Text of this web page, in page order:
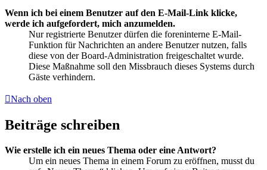
Wenn ich bei einem Benutzer auf den E-Mail-Link klicke,
werde ich aufgefordert, mich anzumelden.
Nur registrierte Benutzer dürfen die foreninterne E-Mail-
Funktion für Nachrichten an andere Benutzer nutzen, falls
diese von der Board-Administration freigeschaltet wurde.
Diese Maßnahme soll den Missbrauch dieses Systems durch
Gäste verhindern.
Nach oben
Beiträge schreiben
Wie erstelle ich ein neues Thema oder eine Antwort?
Um ein neues Thema in einem Forum zu eröffnen, musst du